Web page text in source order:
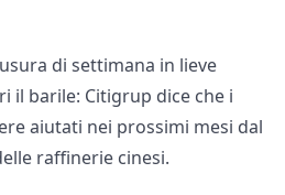
di settimana in lieve
il barile: Citigrup dice che i
aiutati nei prossimi mesi dal
raffinerie cinesi.